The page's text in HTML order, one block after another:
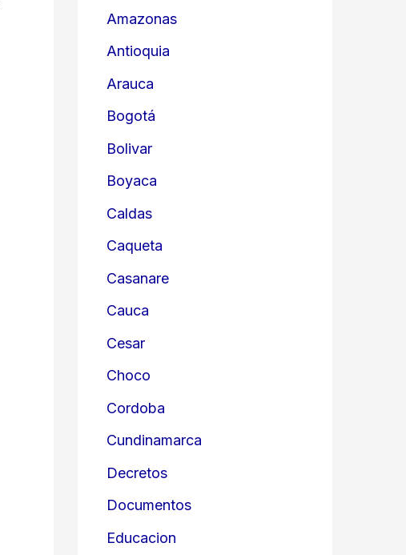
Amazonas
Antioquia
Arauca
Bogotá
Bolivar
Boyaca
Caldas
Caqueta
Casanare
Cauca
Cesar
Choco
Cordoba
Cundinamarca
Decretos
Documentos
Educacion